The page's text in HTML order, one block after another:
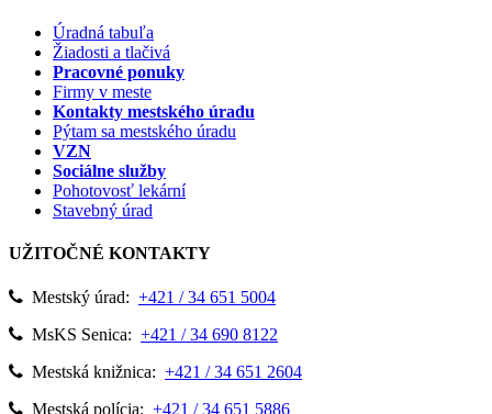
Úradná tabuľa
Žiadosti a tlačivá
Pracovné ponuky
Firmy v meste
Kontakty mestského úradu
Pýtam sa mestského úradu
VZN
Sociálne služby
Pohotovosť lekární
Stavebný úrad
UŽITOČNÉ KONTAKTY
Mestský úrad: +421 / 34 651 5004
MsKS Senica: +421 / 34 690 8122
Mestská knižnica: +421 / 34 651 2604
Mestská polícia: +421 / 34 651 5886